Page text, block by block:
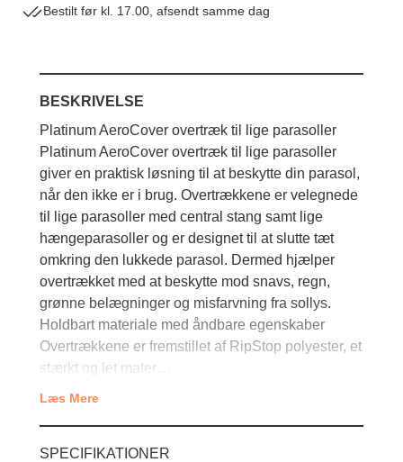
Bestilt før kl. 17.00, afsendt samme dag
BESKRIVELSE
Platinum AeroCover overtræk til lige parasoller
Platinum AeroCover overtræk til lige parasoller
giver en praktisk løsning til at beskytte din parasol,
når den ikke er i brug. Overtrækkene er velegnede
til lige parasoller med central stang samt lige
hængeparasoller og er designet til at slutte tæt
omkring den lukkede parasol. Dermed hjælper
overtrækket med at beskytte mod snavs, regn,
grønne belægninger og misfarvning fra sollys.
Holdbart materiale med åndbare egenskaber
Overtrækkene er fremstillet af RipStop polyester, et
stærkt og let mater…
Læs Mere
SPECIFIKATIONER